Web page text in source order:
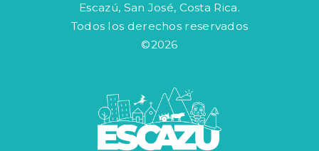
Escazú, San José, Costa Rica.
Todos los derechos reservados
©2026